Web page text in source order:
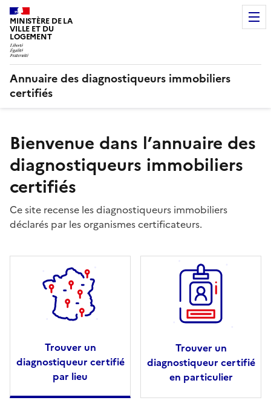
MINISTÈRE DE LA
VILLE ET DU
LOGEMENT
Annuaire des diagnostiqueurs immobiliers
certifiés
Bienvenue dans l’annuaire des
diagnostiqueurs immobiliers
certifiés
Ce site recense les diagnostiqueurs immobiliers
déclarés par les organismes certificateurs.
Trouver un
diagnostiqueur certifié
par lieu
Trouver un
diagnostiqueur certifié
en particulier